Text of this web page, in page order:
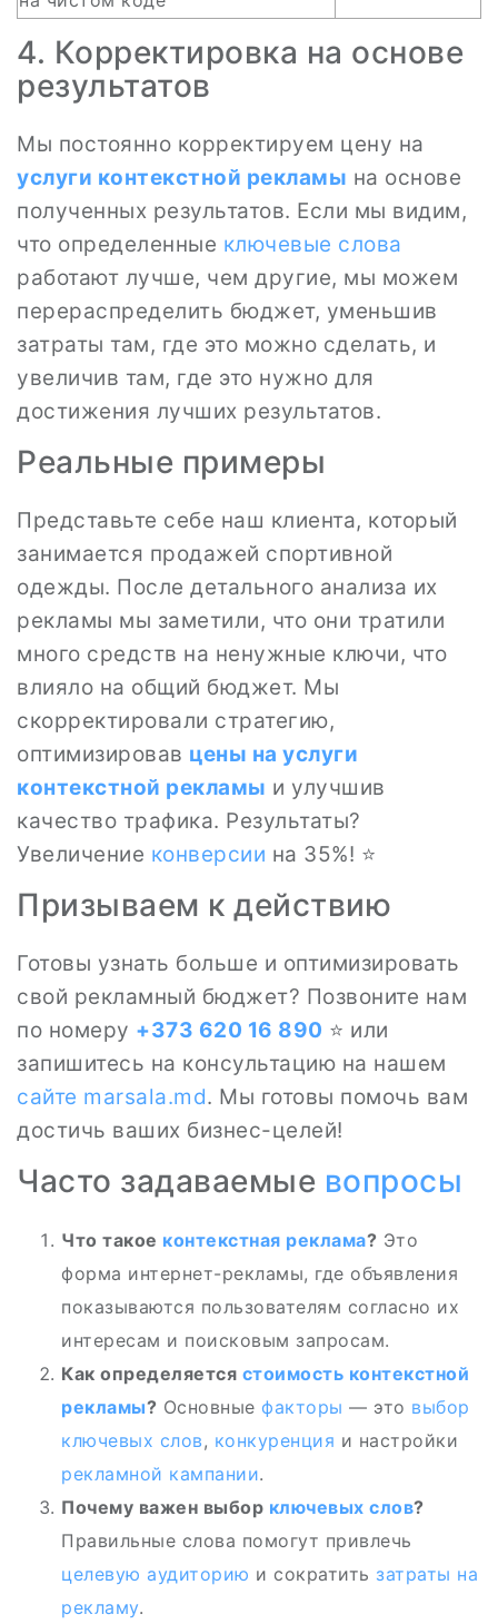
4. Корректировка на основе
результатов
Мы постоянно корректируем цену на
услуги контекстной рекламы на основе
полученных результатов. Если мы видим,
что определенные ключевые слова
работают лучше, чем другие, мы можем
перераспределить бюджет, уменьшив
затраты там, где это можно сделать, и
увеличив там, где это нужно для
достижения лучших результатов.
Реальные примеры
Представьте себе наш клиента, который
занимается продажей спортивной
одежды. После детального анализа их
рекламы мы заметили, что они тратили
много средств на ненужные ключи, что
влияло на общий бюджет. Мы
скорректировали стратегию,
оптимизировав цены на услуги
контекстной рекламы и улучшив
качество трафика. Результаты?
Увеличение конверсии на 35%! ⭐
Призываем к действию
Готовы узнать больше и оптимизировать
свой рекламный бюджет? Позвоните нам
по номеру +373 620 16 890 ⭐️ или
запишитесь на консультацию на нашем
сайте marsala.md. Мы готовы помочь вам
достичь ваших бизнес-целей!
Часто задаваемые вопросы
Что такое контекстная реклама? Это
форма интернет-рекламы, где объявления
показываются пользователям согласно их
интересам и поисковым запросам.
Как определяется стоимость контекстной
рекламы? Основные факторы — это выбор
ключевых слов, конкуренция и настройки
рекламной кампании.
Почему важен выбор ключевых слов?
Правильные слова помогут привлечь
целевую аудиторию и сократить затраты на
рекламу.